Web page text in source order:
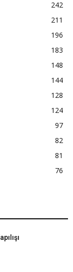
242
211
196
183
148
144
128
124
97
82
81
76